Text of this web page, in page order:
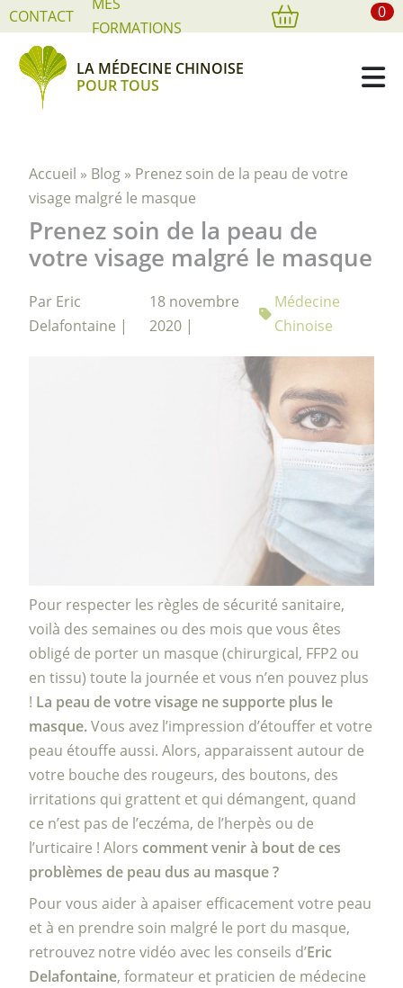
CONTACT
FORMATIONS
0
LA MÉDECINE CHINOISE
POUR TOUS
Accueil » Blog » Prenez soin de la peau de votre
visage malgré le masque
Prenez soin de la peau de
votre visage malgré le masque
Par Eric
Delafontaine |
18 novembre
2020 |
Médecine
Chinoise
Pour respecter les règles de sécurité sanitaire,
voilà des semaines ou des mois que vous êtes
obligé de porter un masque (chirurgical, FFP2 ou
en tissu) toute la journée et vous n’en pouvez plus
! La peau de votre visage ne supporte plus le
masque.Vous avez l’impression d’étouffer et votre
peau étouffe aussi. Alors, apparaissent autour de
votre bouche des rougeurs, des boutons, des
irritations qui grattent et qui démangent, quand
ce n’est pas de l’eczéma, de l’herpès ou de
l’urticaire ! Alors comment venir à bout de ces
problèmes de peau dus au masque ?
Pour vous aider à apaiser efficacement votre peau
et à en prendre soin malgré le port du masque,
retrouvez notre vidéo avec les conseils d’Eric
Delafontaine, formateur et praticien de médecine
Cookies management panel